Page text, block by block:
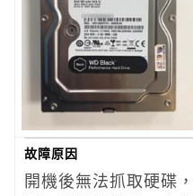
故障原因
開機後無法抓取硬碟